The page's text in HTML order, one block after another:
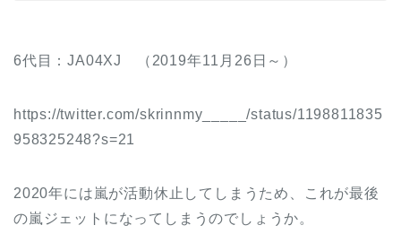
6代目：JA04XJ （2019年11月26日～）
https://twitter.com/skrinnmy_____/status/1198811835
958325248?s=21
2020年には嵐が活動休止してしまうため、これが最後
の嵐ジェットになってしまうのでしょうか。